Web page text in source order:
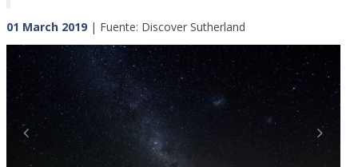
01 March 2019| Fuente: Discover Sutherland
Previous